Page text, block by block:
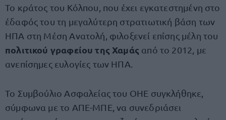
Το κράτος του Κόλπου, που έχει εγκατεστημένη στο
έδαφός του τη μεγαλύτερη στρατιωτική βάση των
ΗΠΑ στη Μέση Ανατολή, φιλοξενεί επίσης μέλη του
πολιτικού γραφείου της Χαμάς από το 2012, με
ανεπίσημες ευλογίες των ΗΠΑ.
Το Συμβούλιο Ασφαλείας του ΟΗΕ συγκλήθηκε,
σύμφωνα με το ΑΠΕ-ΜΠΕ, να συνεδριάσει